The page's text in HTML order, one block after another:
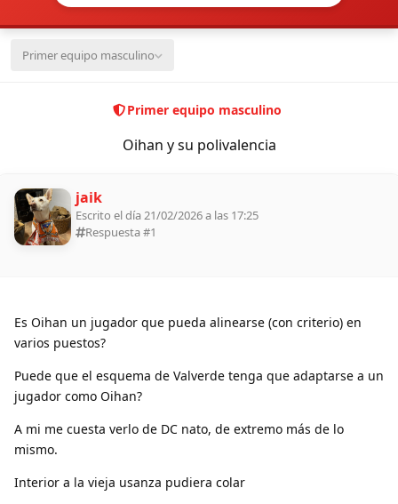
Primer equipo masculino
Primer equipo masculino
Oihan y su polivalencia
jaik
Escrito el día 21/02/2026 a las 17:25
Respuesta #1
Es Oihan un jugador que pueda alinearse (con criterio) en
varios puestos?
Puede que el esquema de Valverde tenga que adaptarse a un
jugador como Oihan?
A mi me cuesta verlo de DC nato, de extremo más de lo
mismo.
Interior a la vieja usanza pudiera colar